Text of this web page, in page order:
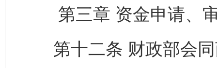
第三章 资金申请、审
第十二条 财政部会同